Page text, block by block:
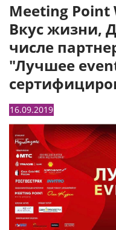
Meeting Point
Вкус жизни,
числе
"Лучшее
16.09.2019